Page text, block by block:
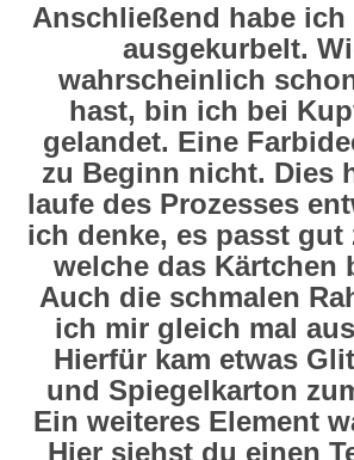
Anschließend habe ich
ausgekurbelt.
wahrscheinlich
hast, bin ich bei
gelandet. Eine
zu Beginn nicht. Dies
laufe des Prozesses
ich denke, es passt gut
welche das Kärtchen
Auch die schmalen
ich mir gleich mal
Hierfür kam etwas
und Spiegelkarton
Ein weiteres Element
Hier siehst du einen